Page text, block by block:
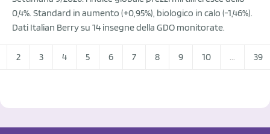
0,4%. Standard in aumento (+0,95%), biologico in calo (-1,46%).
Dati Italian Berry su 14 insegne della GDO monitorate.
2 3 4 5 6 7 8 9 10 ... 39